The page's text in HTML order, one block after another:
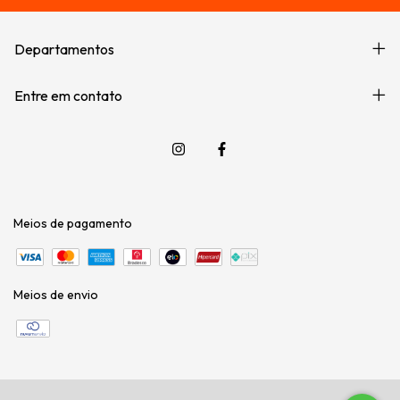
Departamentos
Entre em contato
Meios de pagamento
Meios de envio